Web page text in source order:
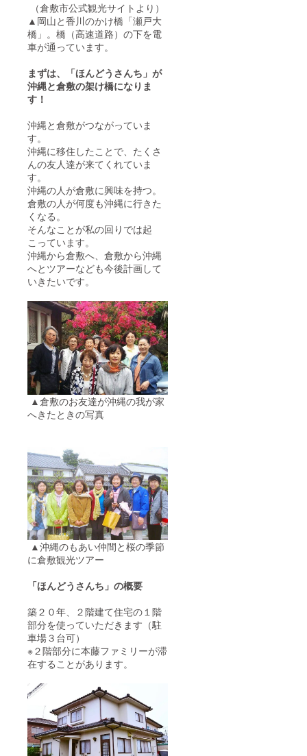
（倉敷市公式観光サイトより）
▲岡山と香川のかけ橋「瀬戸大
橋」。橋（高速道路）の下を電
車が通っています。
まずは、「ほんどうさんち」が
沖縄と倉敷の架け橋になりま
す！
沖縄と倉敷がつながっていま
す。
沖縄に移住したことで、たくさ
んの友人達が来てくれていま
す。
沖縄の人が倉敷に興味を持つ。
倉敷の人が何度も沖縄に行きた
くなる。
そんなことが私の回りでは起
こっています。
沖縄から倉敷へ、倉敷から沖縄
へとツアーなども今後計画して
いきたいです。
▲倉敷のお友達が沖縄の我が家
へきたときの写真
▲沖縄のもあい仲間と桜の季節
に倉敷観光ツアー
「ほんどうさんち」の概要
築２０年、２階建て住宅の１階
部分を使っていただきます（駐
車場３台可）
※２階部分に本藤ファミリーが滞
在することがあります。